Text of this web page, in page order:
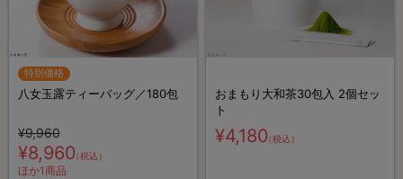
特別価格
八女玉露ティーバッグ／180包
¥9,960
¥8,960（税込）
ほか1商品
おまもり大和茶30包入 2個セッ
ト
¥4,180（税込）